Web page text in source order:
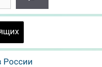
России